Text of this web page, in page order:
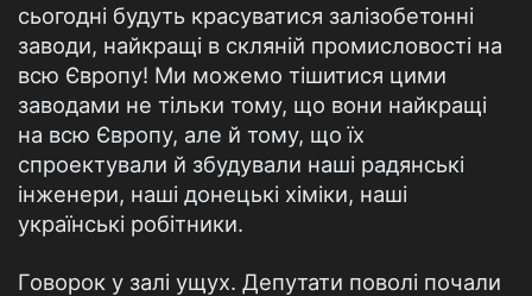
сьогодні будуть красуватися залізобетонні
заводи, найкращі в скляній промисловості на
всю Європу! Ми можемо тішитися цими
заводами не тільки тому, що вони найкращі
на всю Європу, але й тому, що їх
спроектували й збудували наші радянські
інженери, наші донецькі хіміки, наші
українські робітники.
Говорок у залі ущух. Депутати поволі почали